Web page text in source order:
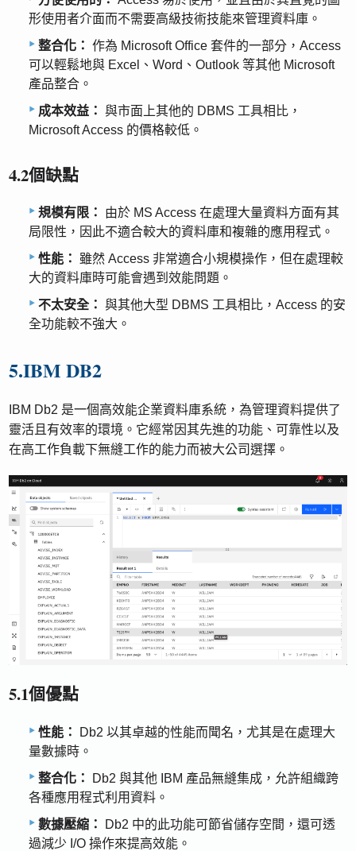
形使用者介面而不需要高級技術技能來管理資料庫。
整合化： 作為 Microsoft Office 套件的一部分，Access
可以輕鬆地與 Excel、Word、Outlook 等其他 Microsoft
產品整合。
成本效益： 與市面上其他的 DBMS 工具相比，
Microsoft Access 的價格較低。
4.2個缺點
規模有限：
由於 MS Access 在處理大量資料方面有其
局限性，因此不適合較大的資料庫和複雜的應用程式。
性能：
雖然 Access 非常適合小規模操作，但在處理較
大的資料庫時可能會遇到效能問題。
不太安全： 與其他大型 DBMS 工具相比，Access 的安
全功能較不強大。
5.IBM DB2
IBM Db2 是一個高效能企業資料庫系統，為管理資料提供了
靈活且有效率的環境。它經常因其先進的功能、可靠性以及
在高工作負載下無縫工作的能力而被大公司選擇。
5.1個優點
性能：
Db2 以其卓越的性能而聞名，尤其是在處理大
量數據時。
整合化：
Db2 與其他 IBM 產品無縫集成，允許組織跨
各種應用程式利用資料。
數據壓縮：
Db2 中的此功能可節省儲存空間，還可透
過減少 I/O 操作來提高效能。